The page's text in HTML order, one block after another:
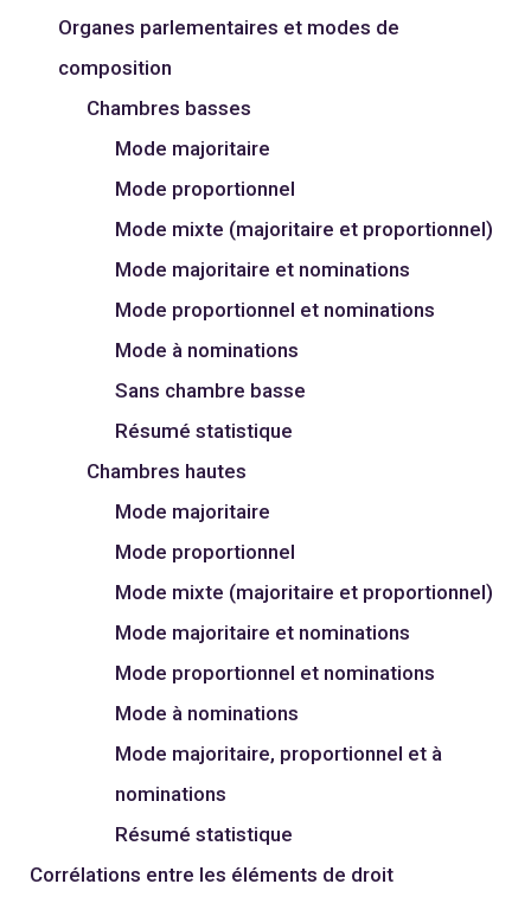
Organes parlementaires et modes de
composition
Chambres basses
Mode majoritaire
Mode proportionnel
Mode mixte (majoritaire et proportionnel)
Mode majoritaire et nominations
Mode proportionnel et nominations
Mode à nominations
Sans chambre basse
Résumé statistique
Chambres hautes
Mode majoritaire
Mode proportionnel
Mode mixte (majoritaire et proportionnel)
Mode majoritaire et nominations
Mode proportionnel et nominations
Mode à nominations
Mode majoritaire, proportionnel et à
nominations
Résumé statistique
Corrélations entre les éléments de droit